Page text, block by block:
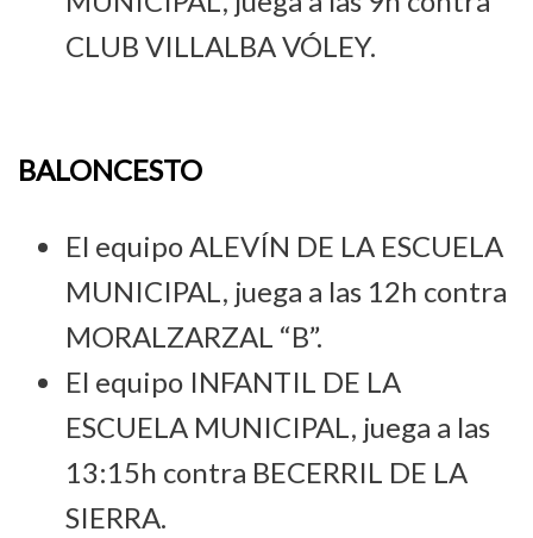
CLUB VILLALBA VÓLEY.
BALONCESTO
El equipo ALEVÍN DE LA ESCUELA
MUNICIPAL, juega a las 12h contra
MORALZARZAL “B”.
El equipo INFANTIL DE LA
ESCUELA MUNICIPAL, juega a las
13:15h contra BECERRIL DE LA
SIERRA.